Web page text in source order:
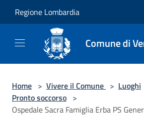
Regione Lombardia
Comune di
Home > Vivere il Comune > Luoghi
Pronto soccorso >
Ospedale Sacra Famiglia Erba PS